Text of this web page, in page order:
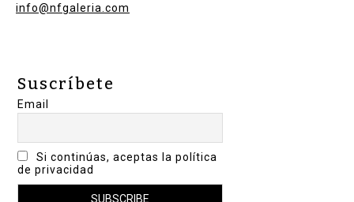
info@nfgaleria.com
Suscríbete
Email
Si continúas, aceptas la política
de privacidad